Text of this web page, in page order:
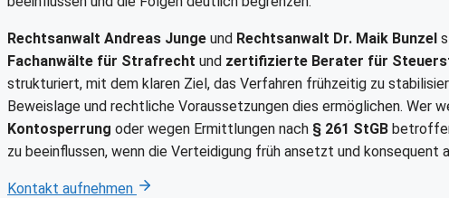
Rechtsanwalt Andreas Junge und Rechtsanwalt Dr. Maik Bunzel
Fachanwälte für Strafrecht und zertifizierte Berater für
strukturiert, mit dem klaren Ziel, das Verfahren frühzeitig zu
Beweislage und rechtliche Voraussetzungen dies ermöglichen. Wer
Kontosperrung oder wegen Ermittlungen nach § 261 StGB
zu beeinflussen, wenn die Verteidigung früh ansetzt und
Kontakt aufnehmen